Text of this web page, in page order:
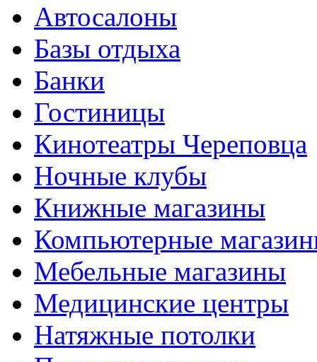
Автосалоны
Базы отдыха
Банки
Гостиницы
Кинотеатры Череповца
Ночные клубы
Книжные магазины
Компьютерные
Мебельные магазины
Медицинские центры
Натяжные потолки